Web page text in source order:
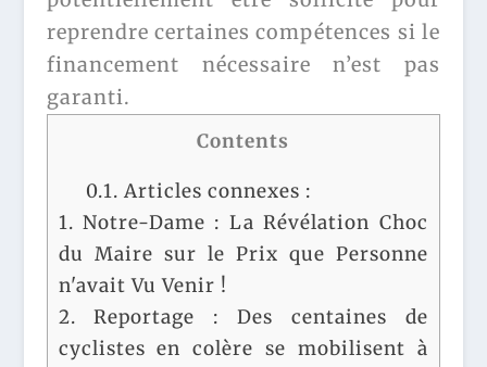
reprendre certaines compétences si le
financement nécessaire n’est pas
garanti.
Contents
0.1. Articles connexes :
1. Notre-Dame : La Révélation Choc
du Maire sur le Prix que Personne
n'avait Vu Venir !
2. Reportage : Des centaines de
cyclistes en colère se mobilisent à